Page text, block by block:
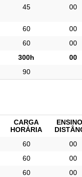
45 00
60
00
60
00
300h
00
90
CARGA
HORÁRIA
60
00
60
00
60
00